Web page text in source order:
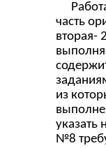
часть
вторая-
из
указать
№8